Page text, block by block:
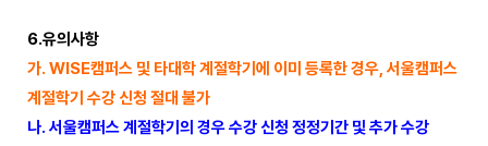
6.유의사항
가. WISE캠퍼스 및 타대학 계절학기에 이미 등록한 경우, 서울캠퍼스
계절학기 수강 신청 절대 불가
나. 서울캠퍼스 계절학기의 경우 수강 신청 정정기간 및 추가 수강